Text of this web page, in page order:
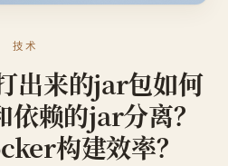
技术
来的jar包如何
赖的jar分离？
构建效率？